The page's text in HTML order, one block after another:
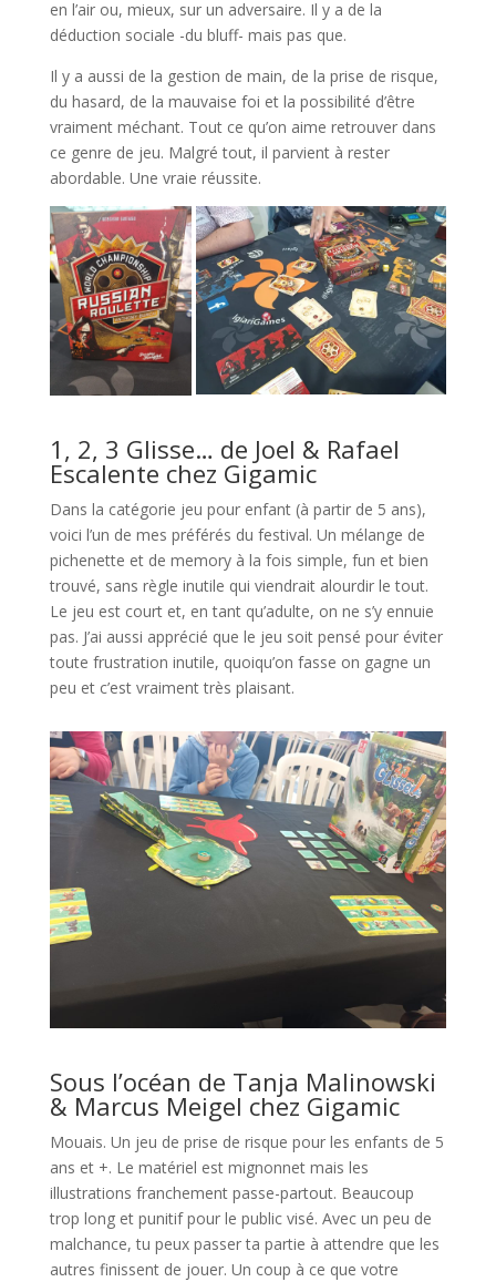
en l’air ou, mieux, sur un adversaire. Il y a de la
déduction sociale -du bluff- mais pas que.
Il y a aussi de la gestion de main, de la prise de risque,
du hasard, de la mauvaise foi et la possibilité d’être
vraiment méchant. Tout ce qu’on aime retrouver dans
ce genre de jeu. Malgré tout, il parvient à rester
abordable. Une vraie réussite.
1, 2, 3 Glisse… de Joel & Rafael
Escalente chez Gigamic
Dans la catégorie jeu pour enfant (à partir de 5 ans),
voici l’un de mes préférés du festival. Un mélange de
pichenette et de memory à la fois simple, fun et bien
trouvé, sans règle inutile qui viendrait alourdir le tout.
Le jeu est court et, en tant qu’adulte, on ne s’y ennuie
pas. J’ai aussi apprécié que le jeu soit pensé pour éviter
toute frustration inutile, quoiqu’on fasse on gagne un
peu et c’est vraiment très plaisant.
Sous l’océan de Tanja Malinowski
& Marcus Meigel chez Gigamic
Mouais. Un jeu de prise de risque pour les enfants de 5
ans et +. Le matériel est mignonnet mais les
illustrations franchement passe-partout. Beaucoup
trop long et punitif pour le public visé. Avec un peu de
malchance, tu peux passer ta partie à attendre que les
autres finissent de jouer. Un coup à ce que votre